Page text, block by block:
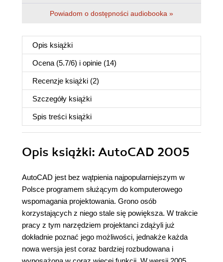
Powiadom o dostępności audiobooka »
Opis książki
Ocena (5.7/6) i opinie (14)
Recenzje książki (2)
Szczegóły książki
Spis treści książki
Opis książki: AutoCAD 2005
AutoCAD jest bez wątpienia najpopularniejszym w
Polsce programem służącym do komputerowego
wspomagania projektowania. Grono osób
korzystających z niego stale się powiększa. W trakcie
pracy z tym narzędziem projektanci zdążyli już
dokładnie poznać jego możliwości, jednakże każda
nowa wersja jest coraz bardziej rozbudowana i